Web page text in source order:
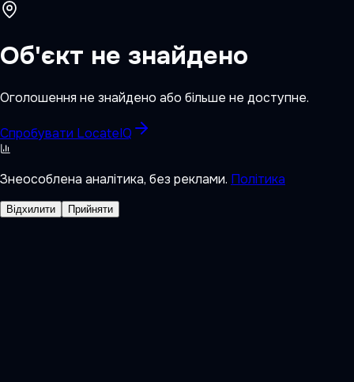
Об'єкт не знайдено
Оголошення не знайдено або більше не доступне.
Спробувати LocateIQ
Знеособлена аналітика, без реклами. Політика
Відхилити Прийняти